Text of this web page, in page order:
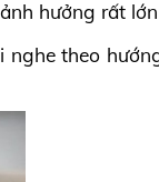
hưởng rất
theo